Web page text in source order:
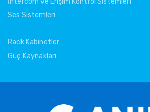
Ses Sistemleri
Rack Kabinetler
Güç Kaynakları